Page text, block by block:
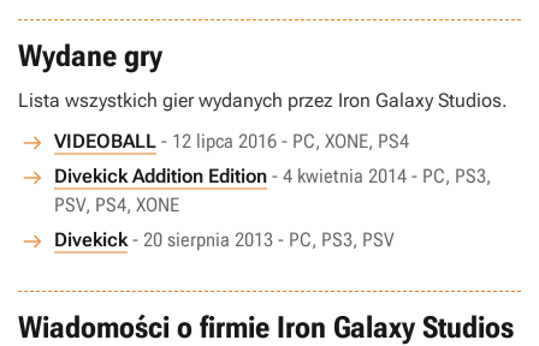
Wydane gry
Lista wszystkich gier wydanych przez Iron Galaxy Studios.
VIDEOBALL - 12 lipca 2016 - PC, XONE, PS4
Divekick Addition Edition - 4 kwietnia 2014 - PC, PS3,
PSV, PS4, XONE
Divekick - 20 sierpnia 2013 - PC, PS3, PSV
Wiadomości o firmie Iron Galaxy Studios